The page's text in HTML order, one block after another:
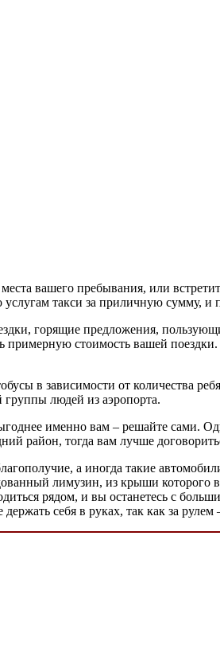
вашего пребывания, или
такси за приличную сумму, и
горящие предложения,
примерную стоимость вашей
в зависимости от количества
группы людей из аэропорта.
именно вам – решайте сами.
район, тогда вам лучше
а иногда такие
лимузин, из крыши
рядом, и вы останетесь с
себя в руках, так как за рулем